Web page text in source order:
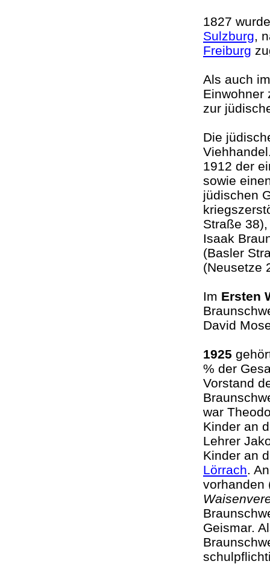
1827
Sulzburg,
Freiburg
Als auch
Einwohner
zur
Die
1912 der
sowie
jüdischen
Straße
Isaak
(Basler
(Neusetze
Im Ersten
David
1925
% der
Vorstand
war
Kinder an
Lehrer
Kinder an
Lörrach.
vorhanden
Geismar.